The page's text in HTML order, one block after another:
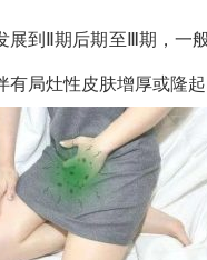
展到Ⅱ期后期至Ⅲ期，一
局灶性皮肤增厚或隆起